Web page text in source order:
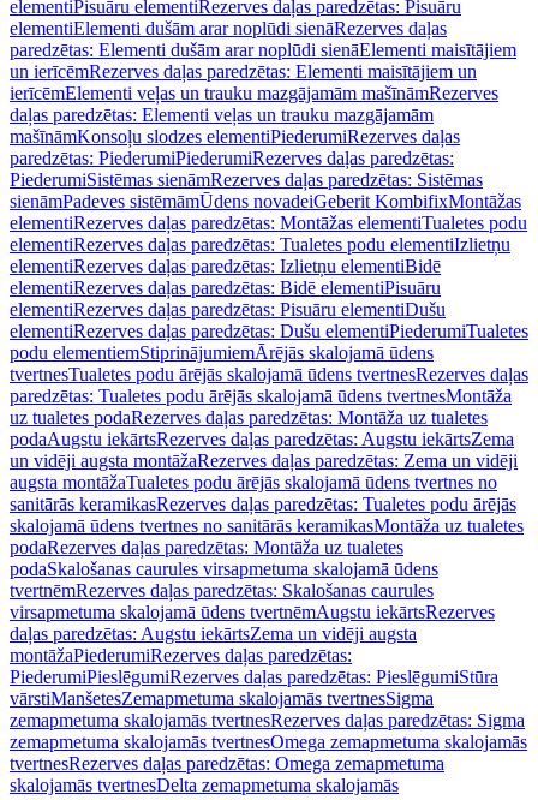
elementiPisuāru elementiRezerves daļas paredzētas: Pisuāru
elementiElementi dušām arar noplūdi sienāRezerves daļas
paredzētas: Elementi dušām arar noplūdi sienāElementi maisītājiem
un ierīcēmRezerves daļas paredzētas: Elementi maisītājiem un
ierīcēmElementi veļas un trauku mazgājamām mašīnāmRezerves
daļas paredzētas: Elementi veļas un trauku mazgājamām
mašīnāmKonsoļu slodzes elementiPiederumiRezerves daļas
paredzētas: PiederumiPiederumiRezerves daļas paredzētas:
PiederumiSistēmas sienāmRezerves daļas paredzētas: Sistēmas
sienāmPadeves sistēmāmŪdens novadeiGeberit KombifixMontāžas
elementiRezerves daļas paredzētas: Montāžas elementiTualetes podu
elementiRezerves daļas paredzētas: Tualetes podu elementiIzlietņu
elementiRezerves daļas paredzētas: Izlietņu elementiBidē
elementiRezerves daļas paredzētas: Bidē elementiPisuāru
elementiRezerves daļas paredzētas: Pisuāru elementiDušu
elementiRezerves daļas paredzētas: Dušu elementiPiederumiTualetes
podu elementiemStiprinājumiemĀrējās skalojamā ūdens
tvertnesTualetes podu ārējās skalojamā ūdens tvertnesRezerves daļas
paredzētas: Tualetes podu ārējās skalojamā ūdens tvertnesMontāža
uz tualetes podaRezerves daļas paredzētas: Montāža uz tualetes
podaAugstu iekārtsRezerves daļas paredzētas: Augstu iekārtsZema
un vidēji augsta montāžaRezerves daļas paredzētas: Zema un vidēji
augsta montāžaTualetes podu ārējās skalojamā ūdens tvertnes no
sanitārās keramikasRezerves daļas paredzētas: Tualetes podu ārējās
skalojamā ūdens tvertnes no sanitārās keramikasMontāža uz tualetes
podaRezerves daļas paredzētas: Montāža uz tualetes
podaSkalošanas caurules virsapmetuma skalojamā ūdens
tvertnēmRezerves daļas paredzētas: Skalošanas caurules
virsapmetuma skalojamā ūdens tvertnēmAugstu iekārtsRezerves
daļas paredzētas: Augstu iekārtsZema un vidēji augsta
montāžaPiederumiRezerves daļas paredzētas:
PiederumiPieslēgumiRezerves daļas paredzētas: PieslēgumiStūra
vārstiManšetesZemapmetuma skalojamās tvertnesSigma
zemapmetuma skalojamās tvertnesRezerves daļas paredzētas: Sigma
zemapmetuma skalojamās tvertnesOmega zemapmetuma skalojamās
tvertnesRezerves daļas paredzētas: Omega zemapmetuma
skalojamās tvertnesDelta zemapmetuma skalojamās